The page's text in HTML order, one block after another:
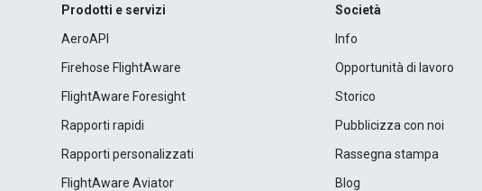
Prodotti e servizi
AeroAPI
Firehose FlightAware
FlightAware Foresight
Rapporti rapidi
Rapporti personalizzati
FlightAware Aviator
Società
Info
Opportunità di lavoro
Storico
Pubblicizza con noi
Rassegna stampa
Blog